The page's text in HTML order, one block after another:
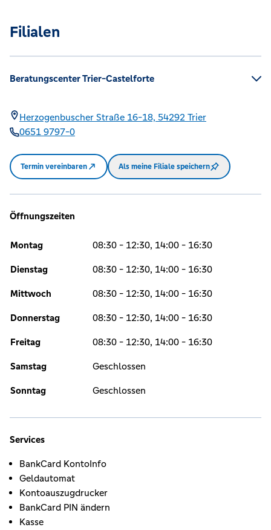
Filialen
Beratungscenter Trier-Castelforte
Herzogenbuscher Straße 16-18, 54292 Trier
0651 9797-0
Termin vereinbaren Als meine Filiale speichern
Öffnungszeiten
Montag 08:30 - 12:30, 14:00 - 16:30
Dienstag 08:30 - 12:30, 14:00 - 16:30
Mittwoch 08:30 - 12:30, 14:00 - 16:30
Donnerstag 08:30 - 12:30, 14:00 - 16:30
Freitag 08:30 - 12:30, 14:00 - 16:30
Samstag Geschlossen
Sonntag Geschlossen
Services
BankCard KontoInfo
Geldautomat
Kontoauszugdrucker
BankCard PIN ändern
Kasse